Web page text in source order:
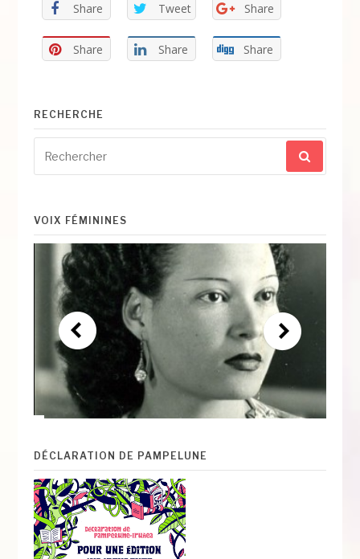
Share Tweet Share
Share Share Share
RECHERCHE
pour
:
VOIX FÉMININES
DÉCLARATION DE PAMPELUNE